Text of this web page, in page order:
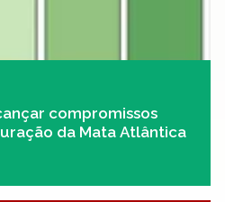
compromissos
da Mata Atlântica